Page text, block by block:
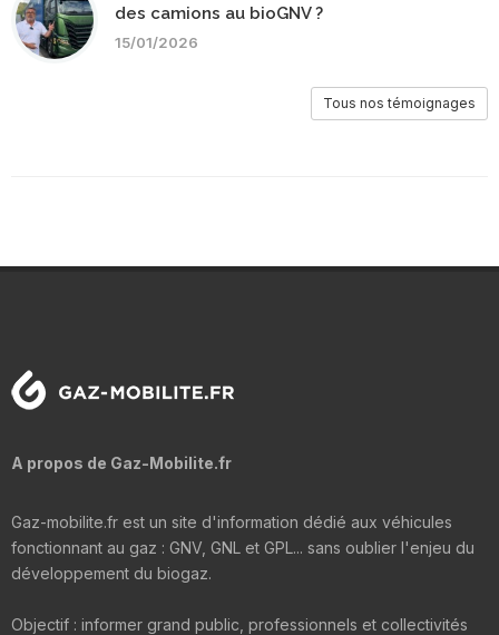
des camions au bioGNV ?
15/01/2026
Tous nos témoignages
A propos de Gaz-Mobilite.fr
Gaz-mobilite.fr est un site d'information dédié aux véhicules
fonctionnant au gaz : GNV, GNL et GPL... sans oublier l'enjeu du
développement du biogaz.
Objectif : informer grand public, professionnels et collectivités